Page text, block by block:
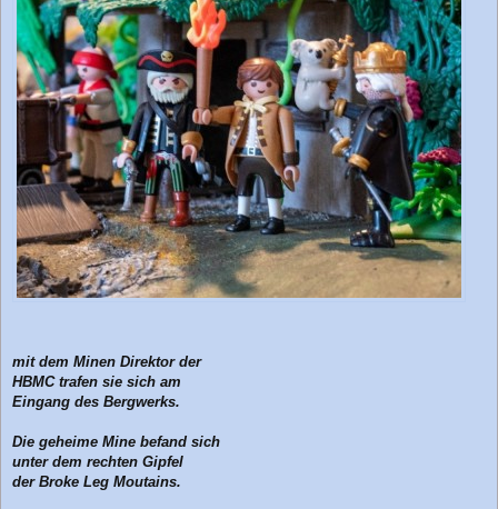
mit dem Minen Direktor der
HBMC trafen sie sich am
Eingang des Bergwerks.
Die geheime Mine befand sich
unter dem rechten Gipfel
der Broke Leg Moutains.